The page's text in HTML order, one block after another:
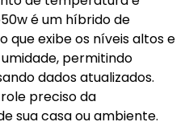
é um híbrido de
exibe os níveis altos e
permitindo
dados atualizados.
preciso da
sua casa ou ambiente.